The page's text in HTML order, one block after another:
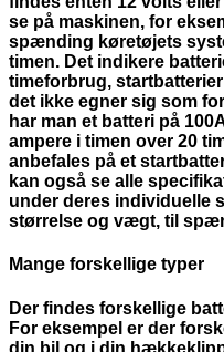
se på maskinen, for
spænding køretøjets
timen. Det indikere
timeforbrug,
det ikke egner sig som
har man et batteri på
ampere i timen over 20
anbefales på et
kan også se alle
under deres individuelle
størrelse og vægt, til
Mange forskellige typer
Der findes forskellige
For eksempel er der
din bil og i din